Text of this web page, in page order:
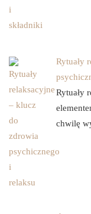
Rytuały
Rytuały
chwilę